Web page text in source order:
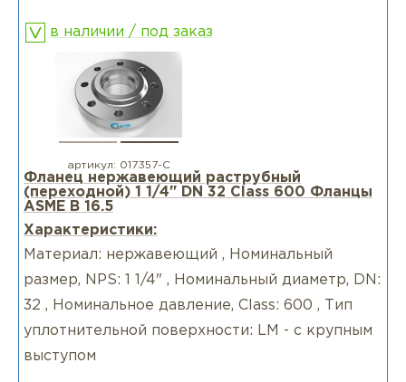
в наличии / под заказ
артикул: 017357-С
Фланец нержавеющий раструбный
(переходной) 1 1/4" DN 32 Class 600 Фланцы
ASME B 16.5
Характеристики:
Материал: нержавеющий , Номинальный
размер, NPS: 1 1/4" , Номинальный диаметр, DN:
32 , Номинальное давление, Class: 600 , Тип
уплотнительной поверхности: LM - с крупным
выступом